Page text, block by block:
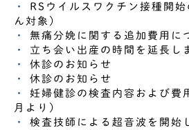
RSウイルスワクチン接種開
ん対象）
無痛分娩に関する追加費用に
立ち会い出産の時間を延長し
休診のお知らせ
休診のお知らせ
妊婦健診の検査内容および費
月より）
検査技師による超音波を開始